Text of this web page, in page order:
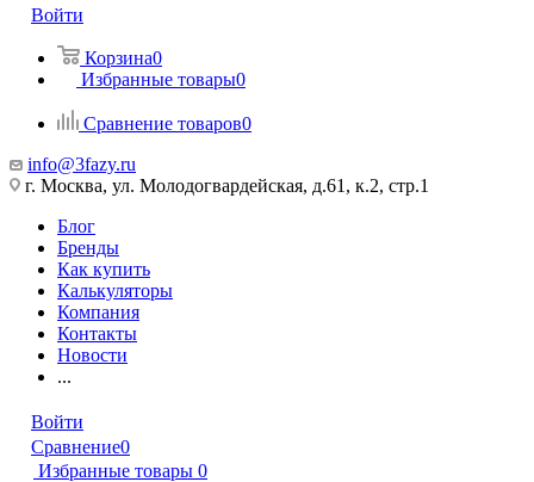
Войти
Корзина0
Избранные товары0
Сравнение товаров0
info@3fazy.ru
г. Москва, ул. Молодогвардейская, д.61, к.2, стр.1
Блог
Бренды
Как купить
Калькуляторы
Компания
Контакты
Новости
...
Войти
Сравнение0
Избранные товары 0